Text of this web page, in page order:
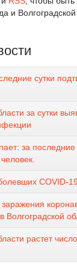
и Волгоградской
сутки
за сутки
за последние
COVID-
Волгоградской
растет